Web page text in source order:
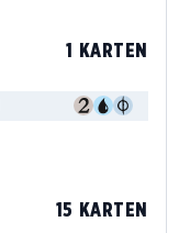
1 KARTEN
15 KARTEN